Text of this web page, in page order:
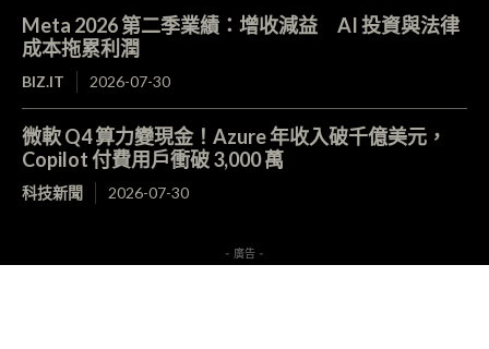
Meta 2026 第二季業績：增收減益 AI 投資與法律
成本拖累利潤
BIZ.IT 2026-07-30
微軟 Q4 算力變現金！Azure 年收入破千億美元，
Copilot 付費用戶衝破 3,000 萬
科技新聞 2026-07-30
- 廣告 -